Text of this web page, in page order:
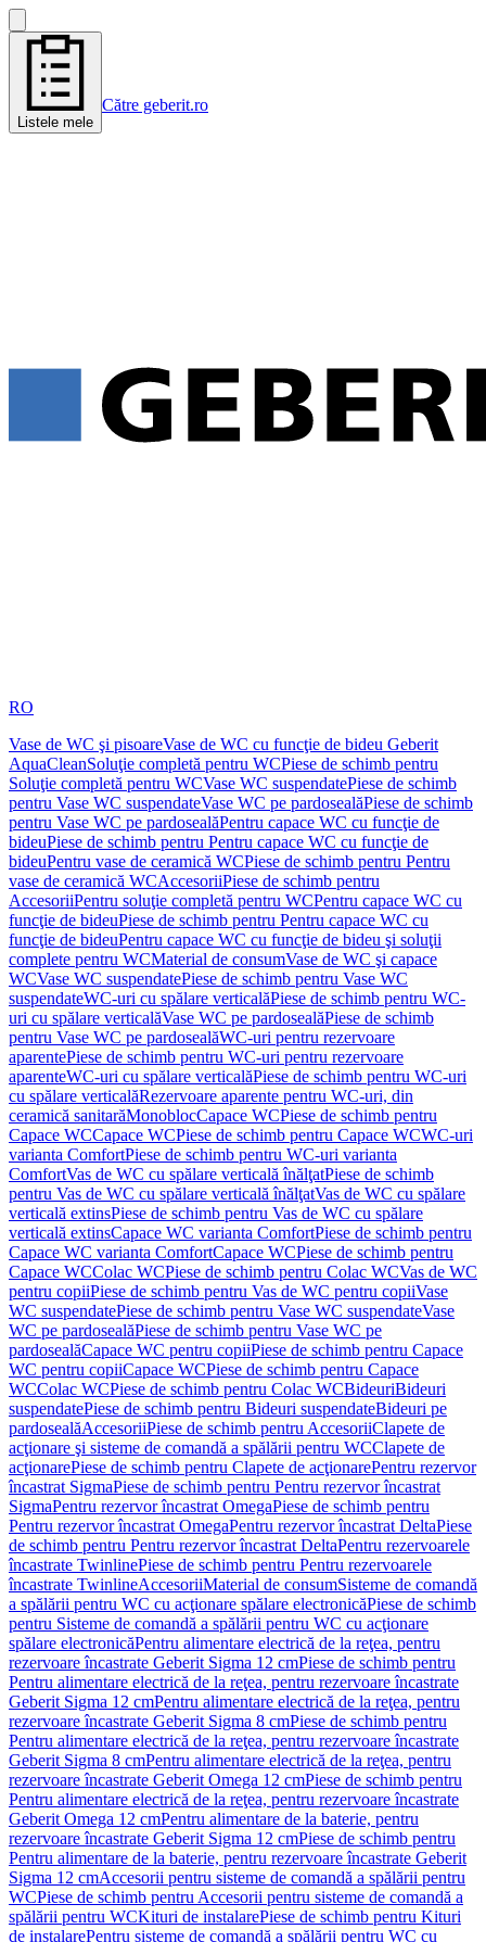
Listele mele
Către geberit.ro
RO
Vase de WC şi pisoareVase de WC cu funcţie de bideu Geberit
AquaCleanSoluţie completă pentru WCPiese de schimb pentru
Soluţie completă pentru WCVase WC suspendatePiese de schimb
pentru Vase WC suspendateVase WC pe pardosealăPiese de schimb
pentru Vase WC pe pardosealăPentru capace WC cu funcţie de
bideuPiese de schimb pentru Pentru capace WC cu funcţie de
bideuPentru vase de ceramică WCPiese de schimb pentru Pentru
vase de ceramică WCAccesoriiPiese de schimb pentru
AccesoriiPentru soluţie completă pentru WCPentru capace WC cu
funcţie de bideuPiese de schimb pentru Pentru capace WC cu
funcţie de bideuPentru capace WC cu funcţie de bideu şi soluţii
complete pentru WCMaterial de consumVase de WC şi capace
WCVase WC suspendatePiese de schimb pentru Vase WC
suspendateWC-uri cu spălare verticalăPiese de schimb pentru WC-
uri cu spălare verticalăVase WC pe pardosealăPiese de schimb
pentru Vase WC pe pardosealăWC-uri pentru rezervoare
aparentePiese de schimb pentru WC-uri pentru rezervoare
aparenteWC-uri cu spălare verticalăPiese de schimb pentru WC-uri
cu spălare verticalăRezervoare aparente pentru WC-uri, din
ceramică sanitarăMonoblocCapace WCPiese de schimb pentru
Capace WCCapace WCPiese de schimb pentru Capace WCWC-uri
varianta ComfortPiese de schimb pentru WC-uri varianta
ComfortVas de WC cu spălare verticală înălţatPiese de schimb
pentru Vas de WC cu spălare verticală înălţatVas de WC cu spălare
verticală extinsPiese de schimb pentru Vas de WC cu spălare
verticală extinsCapace WC varianta ComfortPiese de schimb pentru
Capace WC varianta ComfortCapace WCPiese de schimb pentru
Capace WCColac WCPiese de schimb pentru Colac WCVas de WC
pentru copiiPiese de schimb pentru Vas de WC pentru copiiVase
WC suspendatePiese de schimb pentru Vase WC suspendateVase
WC pe pardosealăPiese de schimb pentru Vase WC pe
pardosealăCapace WC pentru copiiPiese de schimb pentru Capace
WC pentru copiiCapace WCPiese de schimb pentru Capace
WCColac WCPiese de schimb pentru Colac WCBideuriBideuri
suspendatePiese de schimb pentru Bideuri suspendateBideuri pe
pardosealăAccesoriiPiese de schimb pentru AccesoriiClapete de
acţionare şi sisteme de comandă a spălării pentru WCClapete de
acţionarePiese de schimb pentru Clapete de acţionarePentru rezervor
încastrat SigmaPiese de schimb pentru Pentru rezervor încastrat
SigmaPentru rezervor încastrat OmegaPiese de schimb pentru
Pentru rezervor încastrat OmegaPentru rezervor încastrat DeltaPiese
de schimb pentru Pentru rezervor încastrat DeltaPentru rezervoarele
încastrate TwinlinePiese de schimb pentru Pentru rezervoarele
încastrate TwinlineAccesoriiMaterial de consumSisteme de comandă
a spălării pentru WC cu acţionare spălare electronicăPiese de schimb
pentru Sisteme de comandă a spălării pentru WC cu acţionare
spălare electronicăPentru alimentare electrică de la reţea, pentru
rezervoare încastrate Geberit Sigma 12 cmPiese de schimb pentru
Pentru alimentare electrică de la reţea, pentru rezervoare încastrate
Geberit Sigma 12 cmPentru alimentare electrică de la reţea, pentru
rezervoare încastrate Geberit Sigma 8 cmPiese de schimb pentru
Pentru alimentare electrică de la reţea, pentru rezervoare încastrate
Geberit Sigma 8 cmPentru alimentare electrică de la reţea, pentru
rezervoare încastrate Geberit Omega 12 cmPiese de schimb pentru
Pentru alimentare electrică de la reţea, pentru rezervoare încastrate
Geberit Omega 12 cmPentru alimentare de la baterie, pentru
rezervoare încastrate Geberit Sigma 12 cmPiese de schimb pentru
Pentru alimentare de la baterie, pentru rezervoare încastrate Geberit
Sigma 12 cmAccesorii pentru sisteme de comandă a spălării pentru
WCPiese de schimb pentru Accesorii pentru sisteme de comandă a
spălării pentru WCKituri de instalarePiese de schimb pentru Kituri
de instalarePentru sisteme de comandă a spălării pentru WC cu